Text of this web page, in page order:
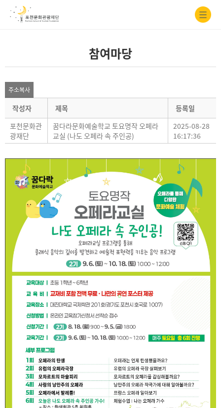
참여마당
주소복사
작성자 제목
등록일
포천문화관
광재단
꿈다라문화예술학교 토요명작 오페라
교실 (나도 오페라 속 주인공)
2025-08-28
16:17:36